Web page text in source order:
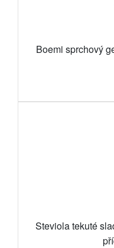
Boemi sprchový
Steviola tekuté